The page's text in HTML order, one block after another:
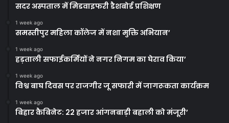
सदर अस्पताल में मिडवाइफरी डैशबोर्ड प्रशिक्षण
1 week ago
समस्तीपुर महिला कॉलेज में नशा मुक्ति अभियान’
1 week ago
हड़ताली सफाईकर्मियों ने नगर निगम का घेराव किया’
1 week ago
विश्व बाघ दिवस पर राजगीर जू सफारी में जागरूकता कार्यक्रम
1 week ago
बिहार कैबिनेट: 22 हजार आंगनबाड़ी बहाली को मंजूरी’